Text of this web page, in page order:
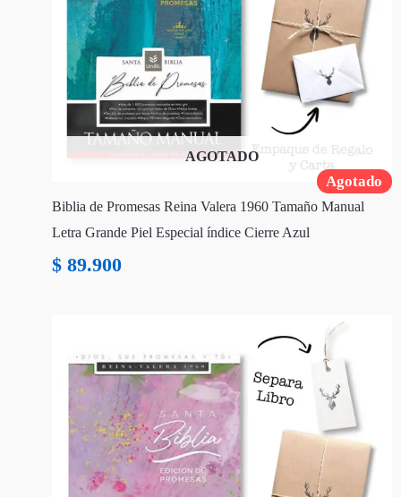
Agotado
AGOTADO
Biblia de Promesas Reina Valera 1960 Tamaño Manual
Letra Grande Piel Especial índice Cierre Azul
$ 89.900